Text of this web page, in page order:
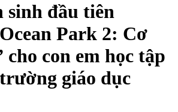
sinh đầu tiên
Park 2: Cơ
cho con em học tập
giáo dục